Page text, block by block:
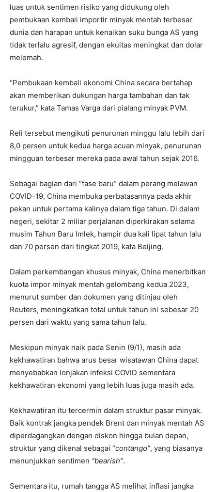
luas untuk sentimen risiko yang didukung oleh
pembukaan kembali importir minyak mentah terbesar
dunia dan harapan untuk kenaikan suku bunga AS yang
tidak terlalu agresif, dengan ekuitas meningkat dan dolar
melemah.
“Pembukaan kembali ekonomi China secara bertahap
akan memberikan dukungan harga tambahan dan tak
terukur,” kata Tamas Varga dari pialang minyak PVM.
Reli tersebut mengikuti penurunan minggu lalu lebih dari
8,0 persen untuk kedua harga acuan minyak, penurunan
mingguan terbesar mereka pada awal tahun sejak 2016.
Sebagai bagian dari “fase baru” dalam perang melawan
COVID-19, China membuka perbatasannya pada akhir
pekan untuk pertama kalinya dalam tiga tahun. Di dalam
negeri, sekitar 2 miliar perjalanan diperkirakan selama
musim Tahun Baru Imlek, hampir dua kali lipat tahun lalu
dan 70 persen dari tingkat 2019, kata Beijing.
Dalam perkembangan khusus minyak, China menerbitkan
kuota impor minyak mentah gelombang kedua 2023,
menurut sumber dan dokumen yang ditinjau oleh
Reuters, meningkatkan total untuk tahun ini sebesar 20
persen dari waktu yang sama tahun lalu.
Meskipun minyak naik pada Senin (9/1), masih ada
kekhawatiran bahwa arus besar wisatawan China dapat
menyebabkan lonjakan infeksi COVID sementara
kekhawatiran ekonomi yang lebih luas juga masih ada.
Kekhawatiran itu tercermin dalam struktur pasar minyak.
Baik kontrak jangka pendek Brent dan minyak mentah AS
diperdagangkan dengan diskon hingga bulan depan,
struktur yang dikenal sebagai “contango”, yang biasanya
menunjukkan sentimen “bearish”.
Sementara itu, rumah tangga AS melihat inflasi jangka